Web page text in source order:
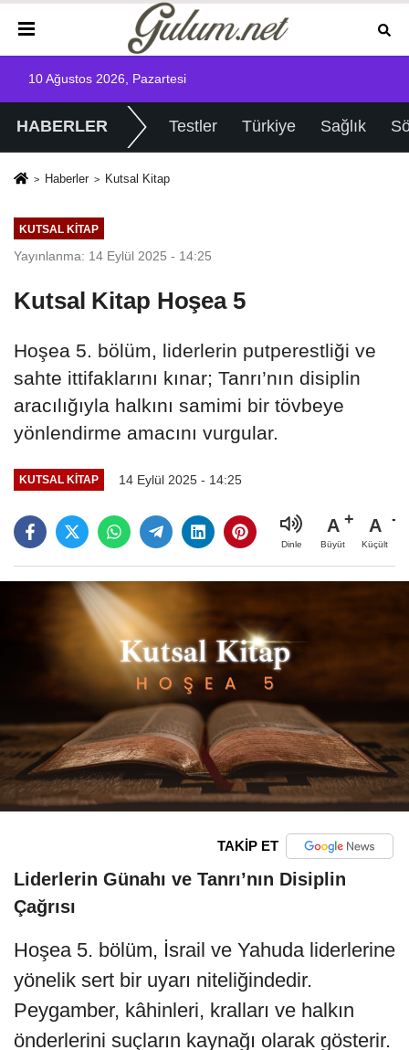
10 Ağustos 2026, Pazartesi
HABERLER Testler Türkiye Sağlık
Haberler Kutsal Kitap
KUTSAL KITAP
Yayınlanma: 14 Eylül 2025 - 14:25
Kutsal Kitap Hoşea 5
Hoşea 5. bölüm, liderlerin putperestliği ve
sahte ittifaklarını kınar; Tanrı’nın disiplin
aracılığıyla halkını samimi bir tövbeye
yönlendirme amacını vurgular.
KUTSAL KITAP 14 Eylül 2025 - 14:25
Dinle
A
Büyüt
A
Küçült
TAKİP ET
Liderlerin Günahı ve Tanrı’nın Disiplin
Çağrısı
Hoşea 5. bölüm, İsrail ve Yahuda liderlerine
yönelik sert bir uyarı niteliğindedir.
Peygamber, kâhinleri, kralları ve halkın
önderlerini suçların kaynağı olarak gösterir.